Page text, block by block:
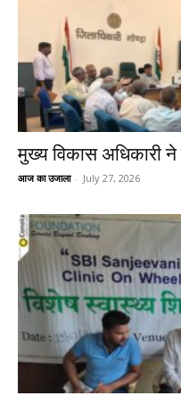
मुख्य विकास अधिकारी
आज का उजाला - July 27, 2026